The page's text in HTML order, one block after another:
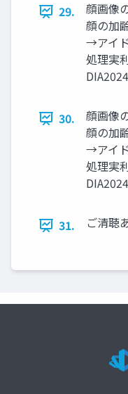
29.
顔画像
顔の加
→アイ
処理実
30.
顔画像
顔の加
→アイ
処理実
31. ご清聴